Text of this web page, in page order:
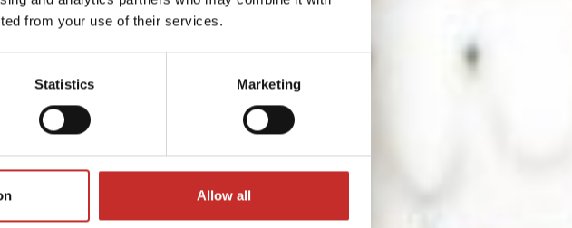
from your use of their services.
Statistics Marketing
Allow all